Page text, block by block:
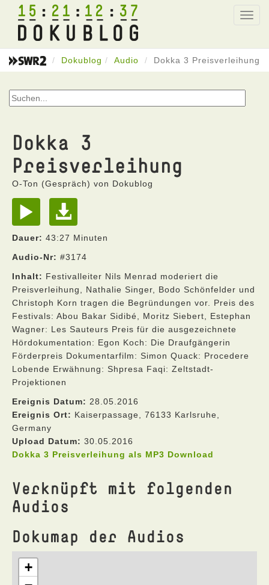
15 21 12 37
Dokublog Audio Dokka 3 Preisverleihung
Dokka 3
Preisverleihung
O-Ton (Gespräch) von Dokublog
Dauer: 43:27 Minuten
Audio-Nr: #3174
Inhalt: Festivalleiter Nils Menrad moderiert die
Preisverleihung, Nathalie Singer, Bodo Schönfelder und
Christoph Korn tragen die Begründungen vor. Preis des
Festivals: Abou Bakar Sidibé, Moritz Siebert, Estephan
Wagner: Les Sauteurs Preis für die ausgezeichnete
Hördokumentation: Egon Koch: Die Draufgängerin
Förderpreis Dokumentarfilm: Simon Quack: Procedere
Lobende Erwähnung: Shpresa Faqi: Zeltstadt-
Projektionen
Ereignis Datum: 28.05.2016
Ereignis Ort: Kaiserpassage, 76133 Karlsruhe,
Germany
Upload Datum: 30.05.2016
Dokka 3 Preisverleihung als MP3 Download
Verknüpft mit folgenden
Audios
Dokumap der Audios